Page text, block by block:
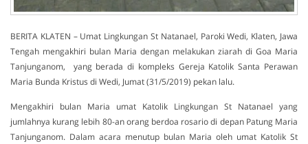
BERITA KLATEN – Umat Lingkungan St Natanael, Paroki Wedi, Klaten, Jawa
Tengah mengakhiri bulan Maria dengan melakukan ziarah di Goa Maria
Tanjunganom, yang berada di kompleks Gereja Katolik Santa Perawan
Maria Bunda Kristus di Wedi, Jumat (31/5/2019) pekan lalu.
Mengakhiri bulan Maria umat Katolik Lingkungan St Natanael yang
jumlahnya kurang lebih 80-an orang berdoa rosario di depan Patung Maria
Tanjunganom. Dalam acara menutup bulan Maria oleh umat Katolik St